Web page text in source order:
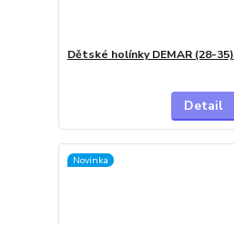
Dětské holínky DEMAR (28-35)
Detail
Novinka